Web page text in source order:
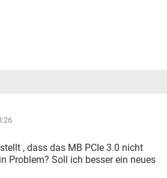
, dass das MB PCIe 3.0 nicht
Problem? Soll ich besser ein neues